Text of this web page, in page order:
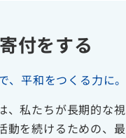
付をする
、平和をつくる力に。
、私たちが長期的な視
動を続けるための、最